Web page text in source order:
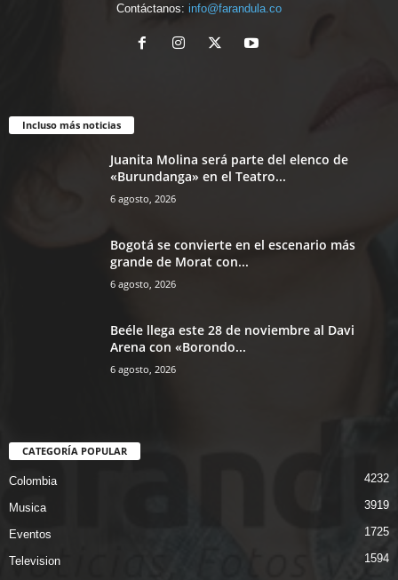
Contáctanos: info@farandula.co
Incluso más noticias
Juanita Molina será parte del elenco de
«Burundanga» en el Teatro...
6 agosto, 2026
Bogotá se convierte en el escenario más
grande de Morat con...
6 agosto, 2026
Beéle llega este 28 de noviembre al Davi
Arena con «Borondo...
6 agosto, 2026
CATEGORÍA POPULAR
Colombia 4232
Musica 3919
Eventos 1725
Television
1594